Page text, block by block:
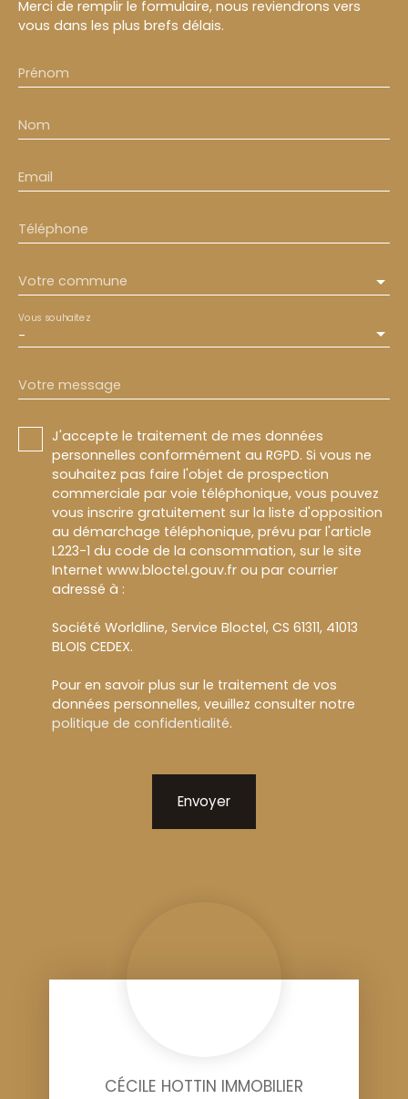
Merci de remplir le formulaire, nous reviendrons vers
vous dans les plus brefs délais.
Prénom
Nom
Email
Téléphone
Votre commune
-
Vous souhaitez
Votre message
J'accepte le traitement de mes données
personnelles conformément au RGPD. Si vous ne
souhaitez pas faire l'objet de prospection
commerciale par voie téléphonique, vous pouvez
vous inscrire gratuitement sur la liste d'opposition
au démarchage téléphonique, prévu par l'article
L223-1 du code de la consommation, sur le site
Internet www.bloctel.gouv.fr ou par courrier
adressé à :
Société Worldline, Service Bloctel, CS 61311, 41013
BLOIS CEDEX.
Pour en savoir plus sur le traitement de vos
données personnelles, veuillez consulter notre
politique de confidentialité.
Envoyer
CÉCILE HOTTIN IMMOBILIER